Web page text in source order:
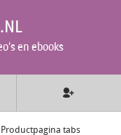
en ebooks
Productpagina tabs